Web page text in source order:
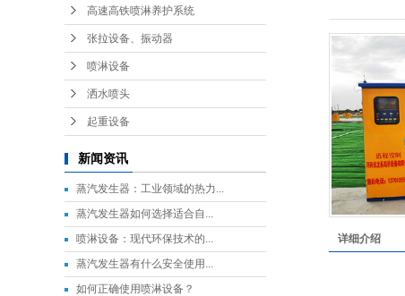
高速高铁喷淋养护系统
张拉设备、振动器
喷淋设备
洒水喷头
起重设备
新闻资讯
蒸汽发生器：工业领域的热力...
​蒸汽发生器如何选择适合自...
​喷淋设备：现代环保技术的...
​蒸汽发生器有什么安全使用...
​如何正确使用喷淋设备？
详细介绍